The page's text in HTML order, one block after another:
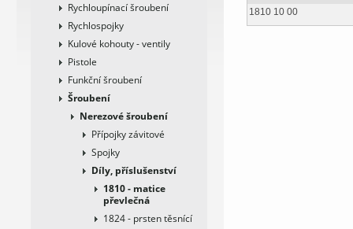
Rychloupínací šroubení
Rychlospojky
Kulové kohouty - ventily
Pistole
Funkční šroubení
Šroubení
Nerezové šroubení
Přípojky závitové
Spojky
Díly, příslušenství
1810 - matice
převlečná
1824 - prsten těsnící
1810 10 00